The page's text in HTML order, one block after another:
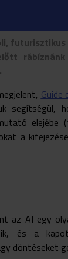
Guide
segítségül,
elejébe
a
az AI egy
és a
döntéseket